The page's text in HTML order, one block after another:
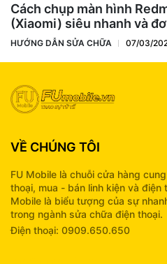
Cách chụp màn hình
(Xiaomi) siêu nhanh và
HƯỚNG DẪN SỬA CHỮA 07/03/
VỀ CHÚNG TÔI
FU Mobile là chuỗi cửa hàng
thoại, mua - bán linh kiện và điện
Mobile là biểu tượng của sự
trong ngành sửa chữa điện thoại.
Điện thoại: 0909.650.650